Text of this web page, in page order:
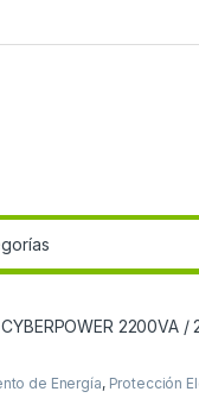
2200VA /
de Energía, Protección